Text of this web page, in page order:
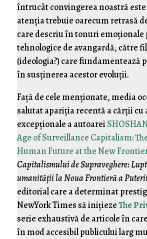
întrucât convingerea noastră
atenţia trebuie oarecum retrasă
care descriu în tonuri
tehnologice de avangardă, către
(ideologia?) care fundamentează
în susţinerea acestor evoluţii.
Faţă de cele menţionate, media
salutat apariţia recentă a cărţii cu
excepţionale a autoarei
Age of Surveillance Capitalism:
Human Future at the New
Capitalismului de Supraveghere:
umanităţii la Noua Frontieră a
editorial care a determinat
NewYork Times să iniţiezeThe
serie exhaustivă de articole în
în mod accesibil publicului larg